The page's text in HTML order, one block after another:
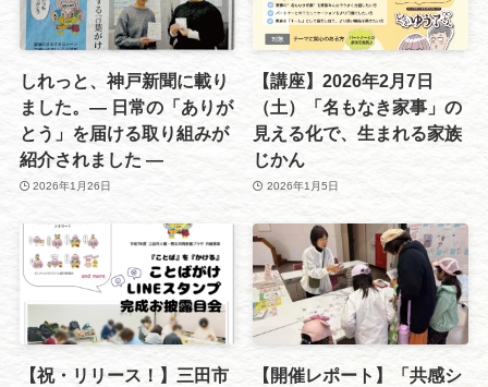
しれっと、神戸新聞に載り
ました。― 日常の「ありが
とう」を届ける取り組みが
紹介されました ―
2026年1月26日
【講座】2026年2月7日
（土）「名もなき家事」の
見える化で、生まれる家族
じかん
2026年1月5日
【祝・リリース！】三田市
【開催レポート】「共感シ